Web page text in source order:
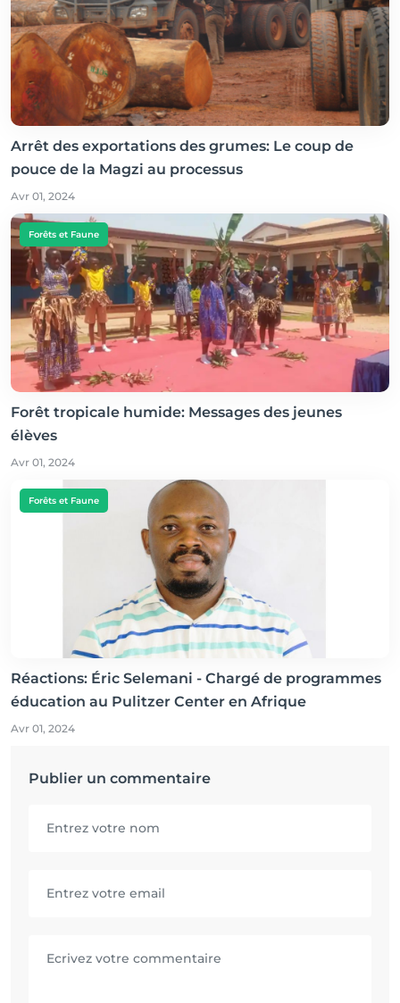
Arrêt des exportations des grumes: Le coup de
pouce de la Magzi au processus
Avr 01, 2024
Forêts et Faune
Forêt tropicale humide: Messages des jeunes
élèves
Avr 01, 2024
Forêts et Faune
Réactions: Éric Selemani - Chargé de programmes
éducation au Pulitzer Center en Afrique
Avr 01, 2024
Publier un commentaire